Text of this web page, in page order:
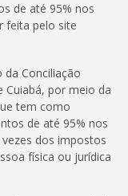
de até 95% nos
feita pelo site
Conciliação
Cuiabá, por meio da
tem como
de até 95% nos
dos impostos
física ou jurídica